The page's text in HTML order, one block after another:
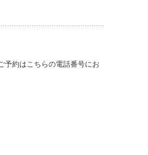
予約はこちらの電話番号にお